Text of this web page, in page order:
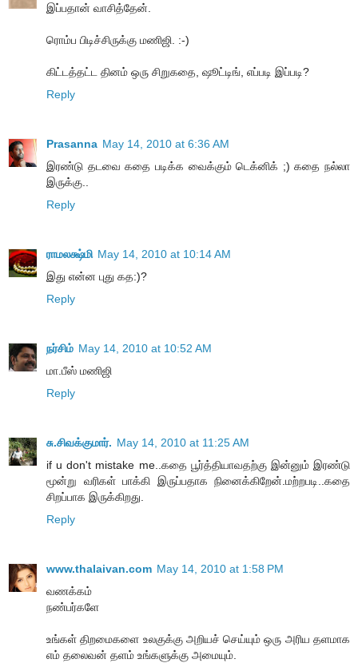
இப்பதான் வாசித்தேன்.
ரொம்ப பிடிச்சிருக்கு மணிஜி. :-)
கிட்டத்தட்ட தினம் ஒரு சிறுகதை, ஷூட்டிங், எப்படி இப்படி?
Reply
Prasanna May 14, 2010 at 6:36 AM
இரண்டு தடவை கதை படிக்க வைக்கும் டெக்னிக் ;) கதை நல்லா
இருக்கு..
Reply
ராமலக்ஷ்மி May 14, 2010 at 10:14 AM
இது என்ன புது கத:)?
Reply
நர்சிம் May 14, 2010 at 10:52 AM
மா.பீஸ் மணிஜி
Reply
சு.சிவக்குமார். May 14, 2010 at 11:25 AM
if u don't mistake me..கதை பூர்த்தியாவதற்கு இன்னும் இரண்டு
மூன்று வரிகள் பாக்கி இருப்பதாக நினைக்கிறேன்.மற்றபடி..கதை
சிறப்பாக இருக்கிறது.
Reply
www.thalaivan.com May 14, 2010 at 1:58 PM
வணக்கம்
நண்பர்களே
உங்கள் திறமைகளை உலகுக்கு அறியச் செய்யும் ஒரு அரிய தளமாக
எம் தலைவன் தளம் உங்களுக்கு அமையும்.